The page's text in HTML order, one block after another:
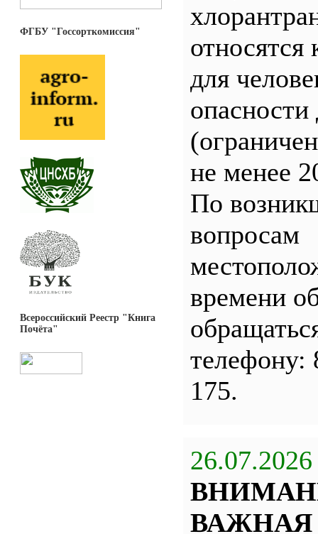
ФГБУ "Госсорткомиссия"
Всероссийский Реестр "Книга
Почёта"
относятся
для
опасности
не менее
По
вопросам
времени
телефону:
175.
26.07.2026
ВАЖНАЯ